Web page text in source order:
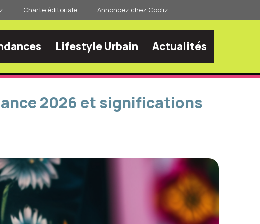
Charte éditoriale Annoncez chez Cooliz
Lifestyle Urbain Actualités
2026 et significations